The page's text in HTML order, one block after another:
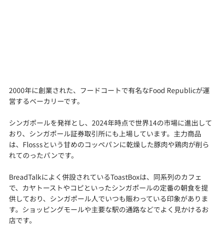
2000年に創業された、フードコートで有名なFood Republicが運
営するベーカリーです。
シンガポールを発祥とし、2024年時点で世界14の市場に進出して
おり、シンガポール証券取引所にも上場しています。主力商品
は、Flosssという甘めのコッペパンに乾燥した豚肉や鶏肉が削ら
れてのったパンです。
BreadTalkによく併設されているToastBoxは、同系列のカフェ
で、カヤトーストやコピといったシンガポールの定番の朝食を提
供しており、シンガポール人でいつも賑わっている印象がありま
す。ショッピングモールや主要な駅の通路などでよく見かけるお
店です。